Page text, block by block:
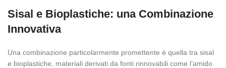
Sisal e Bioplastiche: una Combinazione
Innovativa
Una combinazione particolarmente promettente è quella tra sisal
e bioplastiche, materiali derivati da fonti rinnovabili come l’amido